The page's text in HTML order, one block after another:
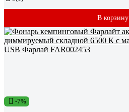
В корзину
-7%